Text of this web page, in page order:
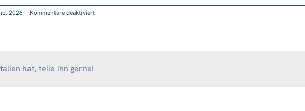
2026 | Kommentare deaktiviertfür
Menschens
hat, teile ihn gerne!